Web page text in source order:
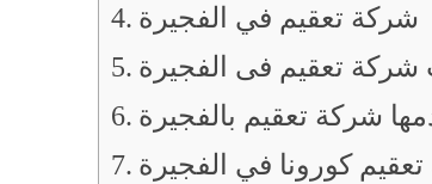
شركة تعقيم في الفجيرة
شركة تعقيم فى الفجيرة
شركة تعقيم بالفجيرة
كورونا في الفجيرة